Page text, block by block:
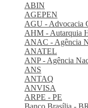
ABIN
AGEPEN
AGU - Advocacia
AHM - Autarquia
ANAC - Agência
ANATEL
ANP - Agência
ANS
ANTAQ
ANVISA
ARPE - PE
Banco Brasília -